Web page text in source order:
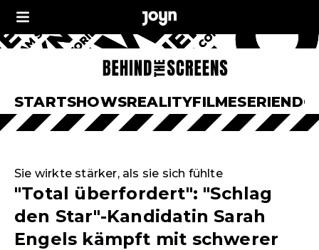
STARTSHOWSREALITYFILMESERIEN
Sie wirkte stärker, als sie sich fühlte
"Total überfordert": "Schlag
den Star"-Kandidatin Sarah
Engels kämpft mit schwerer